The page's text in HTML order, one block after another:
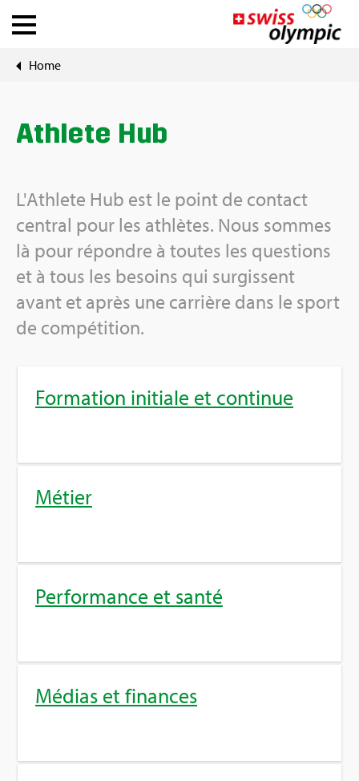
Fédé­ra­tions
Ath­lete Hub
News
Outils
Home
Ath­lete Hub
L'Ath­lete Hub est le point de contact
cen­tral pour les ath­lètes. Nous sommes
là pour répondre à toutes les ques­tions
et à tous les besoins qui sur­gissent
avant et après une car­rière dans le sport
de com­pé­ti­tion.
For­ma­tion ini­tiale et conti­nue
Métier
Per­for­mance et santé
Médias et finances